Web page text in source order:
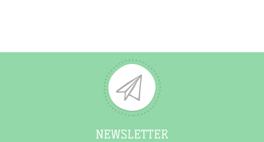
NEWSLETTER